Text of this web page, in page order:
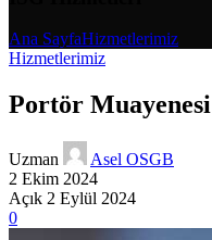
Ana SayfaHizmetlerimiz
Hizmetlerimiz
Portör Muayenesi
Uzman
Asel OSGB
2 Ekim 2024
Açık 2 Eylül 2024
0